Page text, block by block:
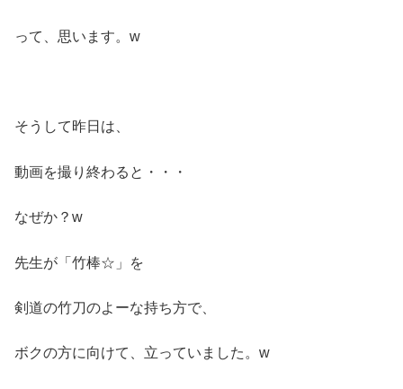
って、思います。w
そうして昨日は、
動画を撮り終わると・・・
なぜか？w
先生が「竹棒☆」を
剣道の竹刀のよーな持ち方で、
ボクの方に向けて、立っていました。w